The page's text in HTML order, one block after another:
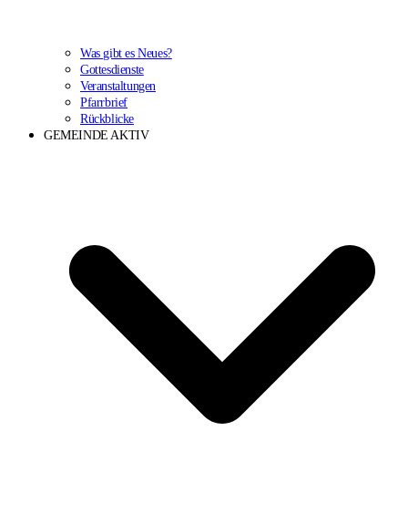
Was gibt es Neues?
Gottesdienste
Veranstaltungen
Pfarrbrief
Rückblicke
GEMEINDE AKTIV